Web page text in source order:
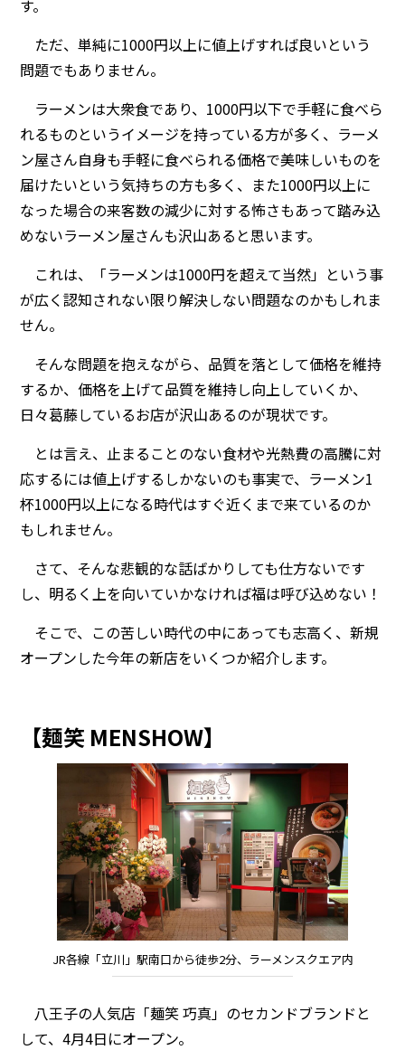
す。
ただ、単純に1000円以上に値上げすれば良いという
問題でもありません。
ラーメンは大衆食であり、1000円以下で手軽に食べら
れるものというイメージを持っている方が多く、ラーメ
ン屋さん自身も手軽に食べられる価格で美味しいものを
届けたいという気持ちの方も多く、また1000円以上に
なった場合の来客数の減少に対する怖さもあって踏み込
めないラーメン屋さんも沢山あると思います。
これは、「ラーメンは1000円を超えて当然」という事
が広く認知されない限り解決しない問題なのかもしれま
せん。
そんな問題を抱えながら、品質を落として価格を維持
するか、価格を上げて品質を維持し向上していくか、
日々葛藤しているお店が沢山あるのが現状です。
とは言え、止まることのない食材や光熱費の高騰に対
応するには値上げするしかないのも事実で、ラーメン1
杯1000円以上になる時代はすぐ近くまで来ているのか
もしれません。
さて、そんな悲観的な話ばかりしても仕方ないです
し、明るく上を向いていかなければ福は呼び込めない！
そこで、この苦しい時代の中にあっても志高く、新規
オープンした今年の新店をいくつか紹介します。
【麺笑 MENSHOW】
JR各線「立川」駅南口から徒歩2分、ラーメンスクエア内
八王子の人気店「麺笑 巧真」のセカンドブランドと
して、4月4日にオープン。